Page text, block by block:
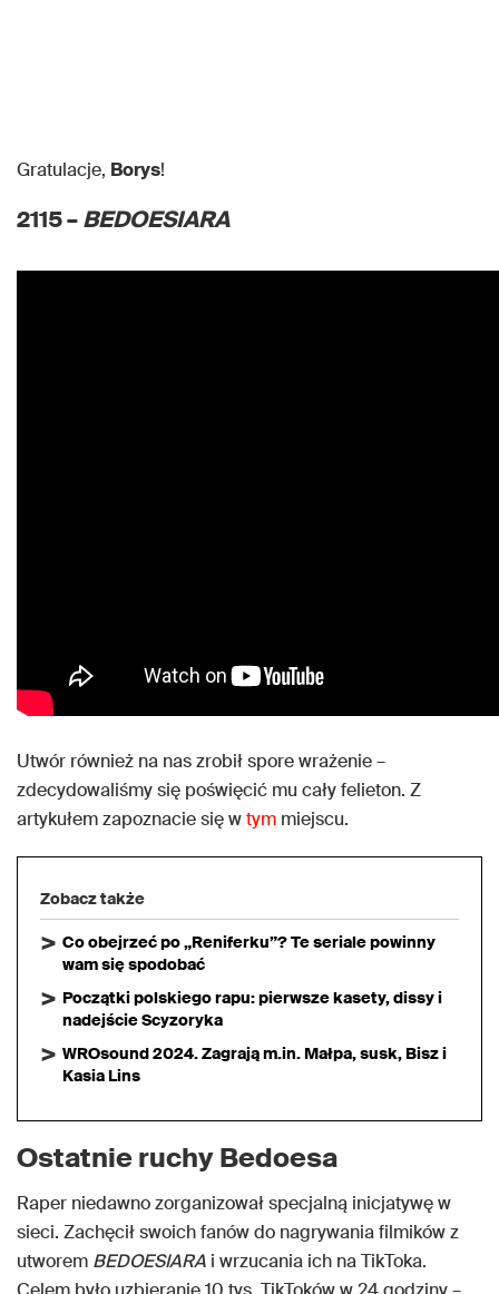
Gratulacje, Borys!
2115 –BEDOESIARA
Utwór również na nas zrobił spore wrażenie –
zdecydowaliśmy się poświęcić mu cały felieton. Z
artykułem zapoznacie się wtym miejscu.
Zobacz także
Co obejrzeć po „Reniferku”? Te seriale powinny
wam się spodobać
Początki polskiego rapu: pierwsze kasety, dissy i
nadejście Scyzoryka
WROsound 2024. Zagrają m.in. Małpa, susk, Bisz i
Kasia Lins
Ostatnie ruchy Bedoesa
Raper niedawno zorganizował specjalną inicjatywę w
sieci. Zachęcił swoich fanów do nagrywania filmików z
utworem BEDOESIARA i wrzucania ich na TikToka.